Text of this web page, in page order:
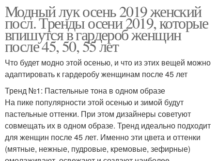
Модный лук осень 2019 женский
посл. Тренды осени 2019, которые
впишутся в гардероб женщин
после 45, 50, 55 лет
Что будет модно этой осенью, и что из этих вещей можно
адаптировать к гардеробу женщинам после 45 лет
Тренд №1: Пастельные тона в одном образе
На пике популярности этой осенью и зимой будут
пастельные оттенки. При этом дизайнеры советуют
совмещать их в одном образе. Тренд идеально подходит
для женщин после 45 лет. Именно эти цвета и оттенки
(мятные, нежные, пудровые, кремовые, зефирные)